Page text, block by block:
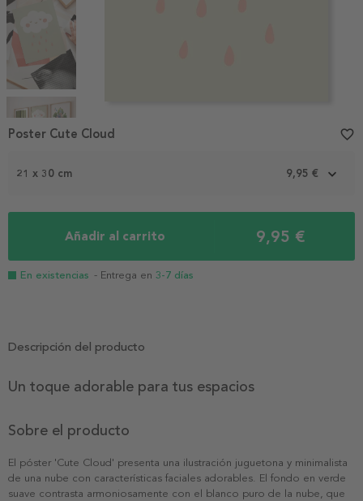
1
21 x 30 cm 9,95 €
Añadir al carrito 9,95 €
En existencias - Entrega en 3-7 días
Poster Cute Cloud favorite_border
Descripción del producto
Un toque adorable para tus espacios
Sobre el producto
El póster 'Cute Cloud' presenta una ilustración juguetona y minimalista
de una nube con características faciales adorables. El fondo en verde
suave contrasta armoniosamente con el blanco puro de la nube, que